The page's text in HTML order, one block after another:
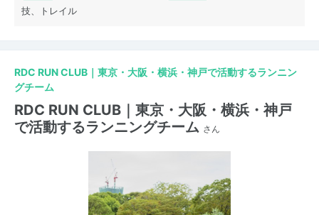
技、トレイル
RDC RUN CLUB｜東京・大阪・横浜・神戸で活動するランニン
グチーム
RDC RUN CLUB｜東京・大阪・横浜・神戸
で活動するランニングチーム さん